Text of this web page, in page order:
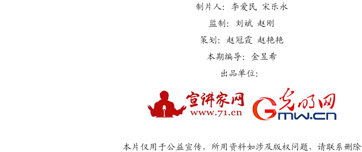
制片人：李爱民 宋乐永
监制：刘斌 赵刚
策划：赵冠霞 赵艳艳
本期编导：金昱希
出品单位：
本片仅用于公益宣传，所用资料如涉及版权问题，请联系删除